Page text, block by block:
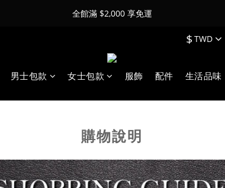
全館滿 $2,000 享免運
$ TWD
男士包款 女士包款 服飾 配件 生活品味
購物說明